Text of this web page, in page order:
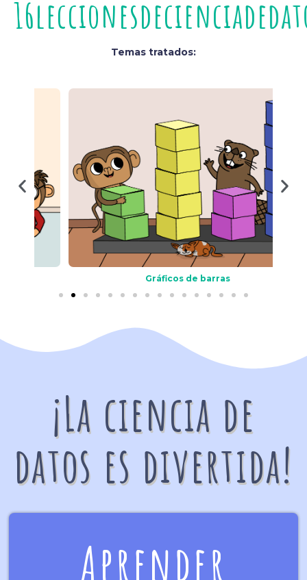
16leccionesdecienciadeda
Temas tratados:
Gráficos de barras
¡La ciencia de
datos es divertida!
Aprender